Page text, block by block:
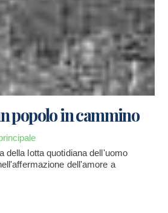
popolo in cammino
della lotta quotidiana dell'uomo
dell'amore a